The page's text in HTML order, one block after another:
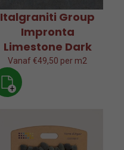
Italgraniti Group
Impronta
Limestone Dark
Vanaf €49,50 per m2
+